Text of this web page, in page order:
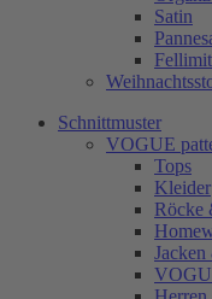
Satin
Schnittmuster
VOGUE
Tops
Kleider
Röcke